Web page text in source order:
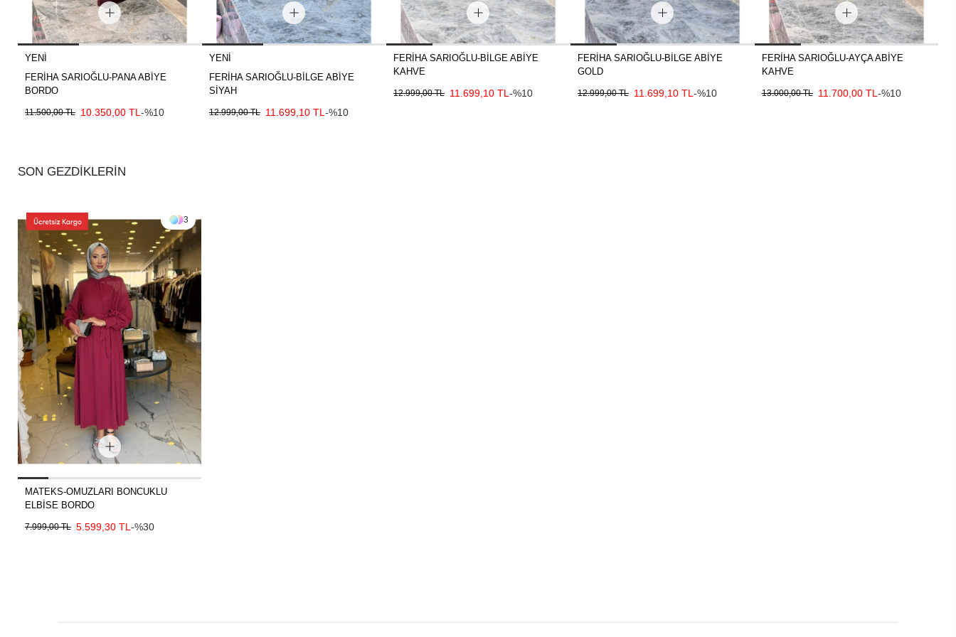
YENI
FERİHA SARIOĞLU-PANA ABİYE
BORDO
11.500,00 TL 10.350,00 TL -%10
YENI
FERİHA SARIOĞLU-BİLGE ABİYE
SİYAH
12.999,00 TL 11.699,10 TL -%10
FERİHA SARIOĞLU-BİLGE ABİYE
KAHVE
12.999,00 TL 11.699,10 TL -%10
FERİHA SARIOĞLU-BİLGE ABİYE
GOLD
12.999,00 TL 11.699,10 TL -%10
FERİHA SARIOĞLU-AYÇA ABİYE
KAHVE
13.000,00 TL 11.700,00 TL -%10
SON GEZDİKLERİN
3
MATEKS-OMUZLARI BONCUKLU
ELBİSE BORDO
7.999,00 TL 5.599,30 TL -%30